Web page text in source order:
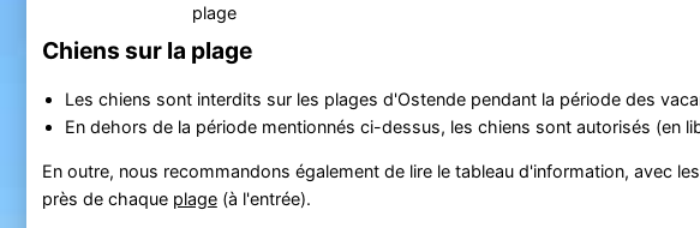
plage
Chiens sur la plage
Les chiens sont interdits sur les plages d'Ostende pendant la période des
En dehors de la période mentionnés ci-dessus, les chiens sont autorisés (en
En outre, nous recommandons également de lire le tableau d'information, avec
près de chaque plage(à l'entrée).